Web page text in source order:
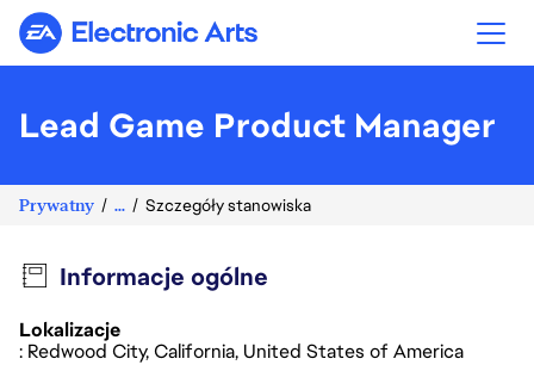
Electronic Arts
Lead Game Product Manager
Prywatny ... Szczegóły stanowiska
Informacje ogólne
Lokalizacje
: Redwood City, California, United States of America